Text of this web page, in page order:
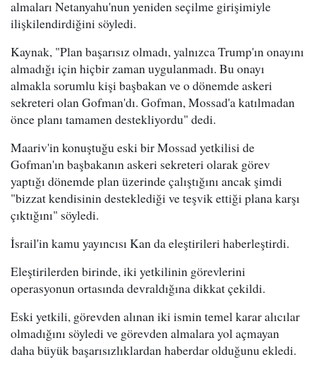
almaları Netanyahu'nun yeniden seçilme girişimiyle
ilişkilendirdiğini söyledi.
Kaynak, "Plan başarısız olmadı, yalnızca Trump'ın onayını
almadığı için hiçbir zaman uygulanmadı. Bu onayı
almakla sorumlu kişi başbakan ve o dönemde askeri
sekreteri olan Gofman'dı. Gofman, Mossad'a katılmadan
önce planı tamamen destekliyordu" dedi.
Maariv'in konuştuğu eski bir Mossad yetkilisi de
Gofman'ın başbakanın askeri sekreteri olarak görev
yaptığı dönemde plan üzerinde çalıştığını ancak şimdi
"bizzat kendisinin desteklediği ve teşvik ettiği plana karşı
çıktığını" söyledi.
İsrail'in kamu yayıncısı Kan da eleştirileri haberleştirdi.
Eleştirilerden birinde, iki yetkilinin görevlerini
operasyonun ortasında devraldığına dikkat çekildi.
Eski yetkili, görevden alınan iki ismin temel karar alıcılar
olmadığını söyledi ve görevden almalara yol açmayan
daha büyük başarısızlıklardan haberdar olduğunu ekledi.